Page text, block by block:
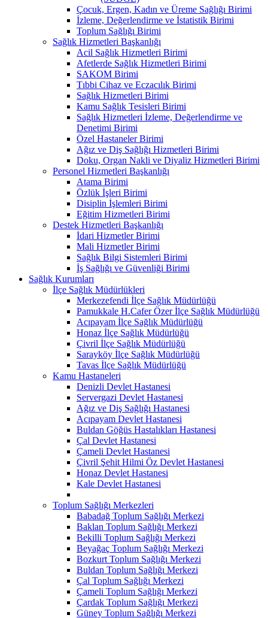
Çocuk, Ergen, Kadın ve Üreme Sağlığı Birimi
İzleme, Değerlendirme ve İstatistik Birimi
Toplum Sağlığı Birimi
Sağlık Hizmetleri Başkanlığı
Acil Sağlık Hizmetleri Birimi
Afetlerde Sağlık Hizmetleri Birimi
SAKOM Birimi
Tıbbi Cihaz ve Eczacılık Birimi
Sağlık Hizmetleri Birimi
Kamu Sağlık Tesisleri Birimi
Sağlık Hizmetleri İzleme, Değerlendirme ve
Denetimi Birimi
Özel Hastaneler Birimi
Ağız ve Diş Sağlığı Hizmetleri Birimi
Doku, Organ Nakli ve Diyaliz Hizmetleri Birimi
Personel Hizmetleri Başkanlığı
Atama Birimi
Özlük İşleri Birimi
Disiplin İşlemleri Birimi
Eğitim Hizmetleri Birimi
Destek Hizmetleri Başkanlığı
İdari Hizmetler Birimi
Mali Hizmetler Birimi
Sağlık Bilgi Sistemleri Birimi
İş Sağlığı ve Güvenliği Birimi
Sağlık Kurumları
İlçe Sağlık Müdürlükleri
Merkezefendi İlçe Sağlık Müdürlüğü
Pamukkale H.Cafer Özer İlçe Sağlık Müdürlüğü
Acıpayam İlçe Sağlık Müdürlüğü
Honaz İlçe Sağlık Müdürlüğü
Çivril İlçe Sağlık Müdürlüğü
Sarayköy İlçe Sağlık Müdürlüğü
Tavas İlçe Sağlık Müdürlüğü
Kamu Hastaneleri
Denizli Devlet Hastanesi
Servergazi Devlet Hastanesi
Ağız ve Diş Sağlığı Hastanesi
Acıpayam Devlet Hastanesi
Buldan Göğüs Hastalıkları Hastanesi
Çal Devlet Hastanesi
Çameli Devlet Hastanesi
Çivril Şehit Hilmi Öz Devlet Hastanesi
Honaz Devlet Hastanesi
Kale Devlet Hastanesi
Toplum Sağlığı Merkezleri
Babadağ Toplum Sağlığı Merkezi
Baklan Toplum Sağlığı Merkezi
Bekilli Toplum Sağlığı Merkezi
Beyağaç Toplum Sağlığı Merkezi
Bozkurt Toplum Sağlığı Merkezi
Buldan Toplum Sağlığı Merkezi
Çal Toplum Sağlığı Merkezi
Çameli Toplum Sağlığı Merkezi
Çardak Toplum Sağlığı Merkezi
Güney Toplum Sağlığı Merkezi